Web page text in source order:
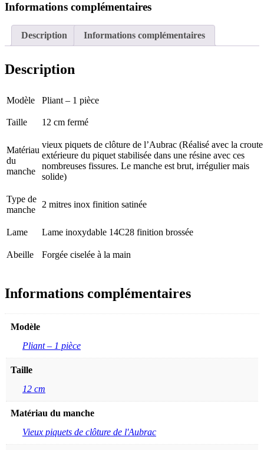
Informations complémentaires
Description Informations complémentaires
Description
Modèle Pliant – 1 pièce
Taille 12 cm fermé
Matériau
du
manche
vieux piquets de clôture de l’Aubrac (Réalisé avec la croute
extérieure du piquet stabilisée dans une résine avec ces
nombreuses fissures. Le manche est brut, irrégulier mais
solide)
Type de
manche
2 mitres inox finition satinée
Lame Lame inoxydable 14C28 finition brossée
Abeille Forgée ciselée à la main
Informations complémentaires
Modèle
Pliant – 1 pièce
Taille
12 cm
Matériau du manche
Vieux piquets de clôture de l'Aubrac